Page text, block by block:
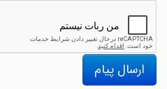
ارسال پیام